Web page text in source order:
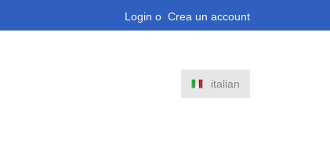
Login o Crea un account
italian